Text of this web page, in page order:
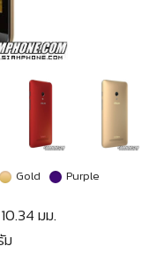
Gold Purple
มม.
ม